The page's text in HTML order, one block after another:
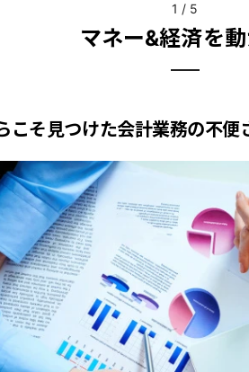
1 / 5
マネー&経済を
こそ見つけた会計業務の不便